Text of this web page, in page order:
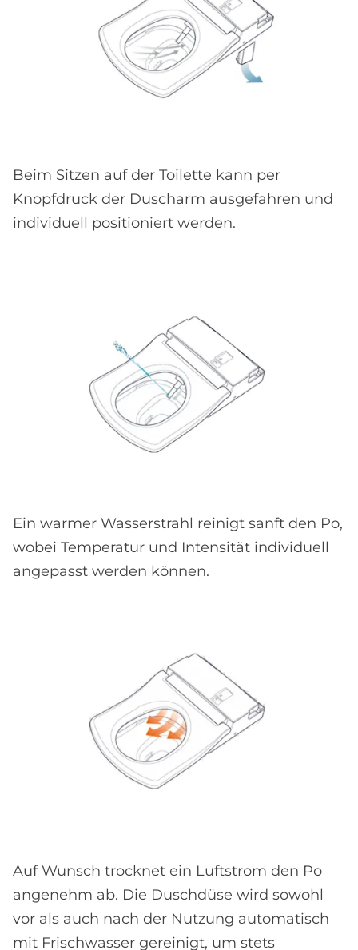
Beim Sitzen auf der Toilette kann per
Knopfdruck der Duscharm ausgefahren und
individuell positioniert werden.
Ein warmer Wasserstrahl reinigt sanft den Po,
wobei Temperatur und Intensität individuell
angepasst werden können.
Auf Wunsch trocknet ein Luftstrom den Po
angenehm ab. Die Duschdüse wird sowohl
vor als auch nach der Nutzung automatisch
mit Frischwasser gereinigt, um stets